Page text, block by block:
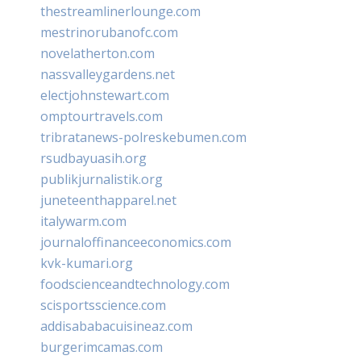
thestreamlinerlounge.com
mestrinorubanofc.com
novelatherton.com
nassvalleygardens.net
electjohnstewart.com
omptourtravels.com
tribratanews-polreskebumen.com
rsudbayuasih.org
publikjurnalistik.org
juneteenthapparel.net
italywarm.com
journaloffinanceeconomics.com
kvk-kumari.org
foodscienceandtechnology.com
scisportsscience.com
addisababacuisineaz.com
burgerimcamas.com